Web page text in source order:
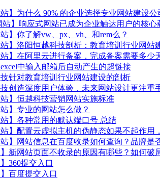
站】为什么 90% 的企业选择专业网站建设公
站】响应式网站已成为企业触达用户的核心
站】你了解vw、px、vh、和rem么？
站】洛阳恒越科技剖析：教育培训行业网站
站】在阿里云进行备案，完成备案需要多少
中输入邮箱后自动产生的超链接
针对教育培训行业网站建设的剖析
创造深度用户体验，未来网站设计更注重
站】恒越科技营销网站实施标准
站】专业的网站怎么做？
站】各种常用的默认端口号 总结
站】配置云虚拟主机的伪静态如果不起作用
站】网站信息在百度收录如何查询？品牌是
】新网站页面不收录的原因有哪些？如何破
360提交入口
】百度提交入口